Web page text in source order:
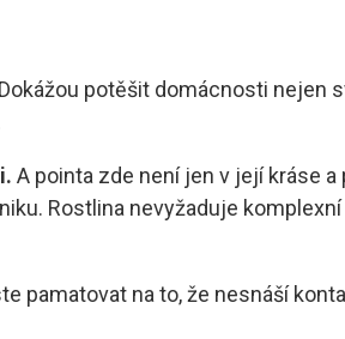
potěšit domácnosti nejen
A pointa zde není jen v její kráse
Rostlina nevyžaduje
pamatovat na to, že nesnáší